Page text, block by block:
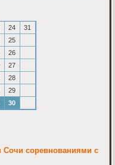
24
31
25
26
27
28
29
30
Сочи соревнованиями с